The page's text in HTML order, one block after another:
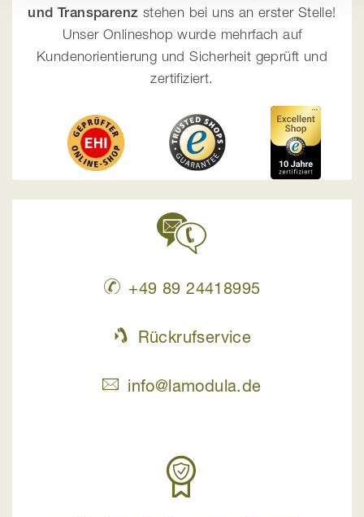
und Transparenz stehen bei uns an erster Stelle!
Unser Onlineshop wurde mehrfach auf
Kundenorientierung und Sicherheit geprüft und
zertifiziert.
+49 89 24418995
Rückrufservice
info@lamodula.de